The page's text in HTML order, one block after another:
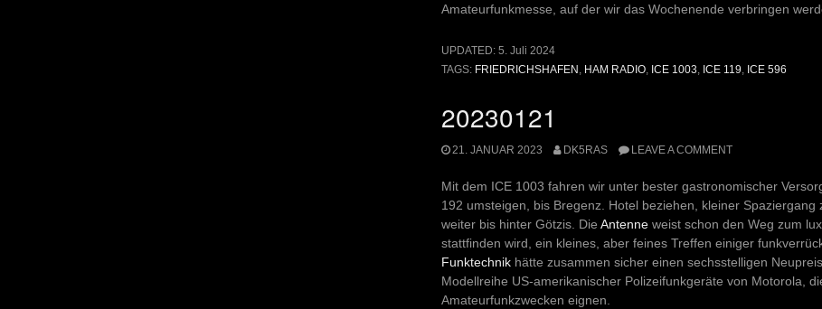
Amateurfunkmesse, auf der wir das Wochenende verbringen
UPDATED: 5. Juli 2024
TAGS: FRIEDRICHSHAFEN HAM RADIO ICE 1003 ICE 119 ICE 596
20230121
21. JANUAR 2023 DK5RAS LEAVE A COMMENT
Mit dem ICE 1003 fahren wir unter bester gastronomischer
192 umsteigen, bis Bregenz. Hotel beziehen, kleiner
weiter bis hinter Götzis. Die Antenne weist schon den Weg zum
stattfinden wird, ein kleines, aber feines Treffen einiger
Funktechnik hätte zusammen sicher einen sechsstelligen
Modellreihe US-amerikanischer Polizeifunkgeräte von Motorola,
Amateurfunkzwecken eignen.